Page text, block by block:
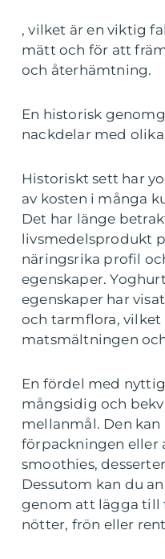
, vilket är en viktig
mätt och för att
och återhämtning.
En historisk
nackdelar med
Historiskt sett har
av kosten i många
Det har länge
livsmedelsprodukt
näringsrika profil
egenskaper.
egenskaper har
och tarmflora,
matsmältningen
En fördel med
mångsidig och
mellanmål. Den
förpackningen eller
smoothies,
Dessutom kan du
genom att lägga till
nötter, frön eller